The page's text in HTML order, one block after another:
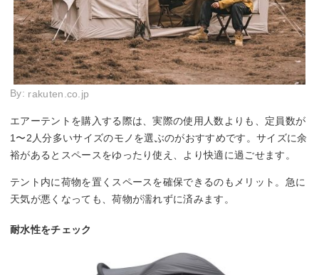
By: rakuten.co.jp
エアーテントを購入する際は、実際の使用人数よりも、定員数が
1〜2人分多いサイズのモノを選ぶのがおすすめです。サイズに余
裕があるとスペースをゆったり使え、より快適に過ごせます。
テント内に荷物を置くスペースを確保できるのもメリット。急に
天気が悪くなっても、荷物が濡れずに済みます。
耐水性をチェック